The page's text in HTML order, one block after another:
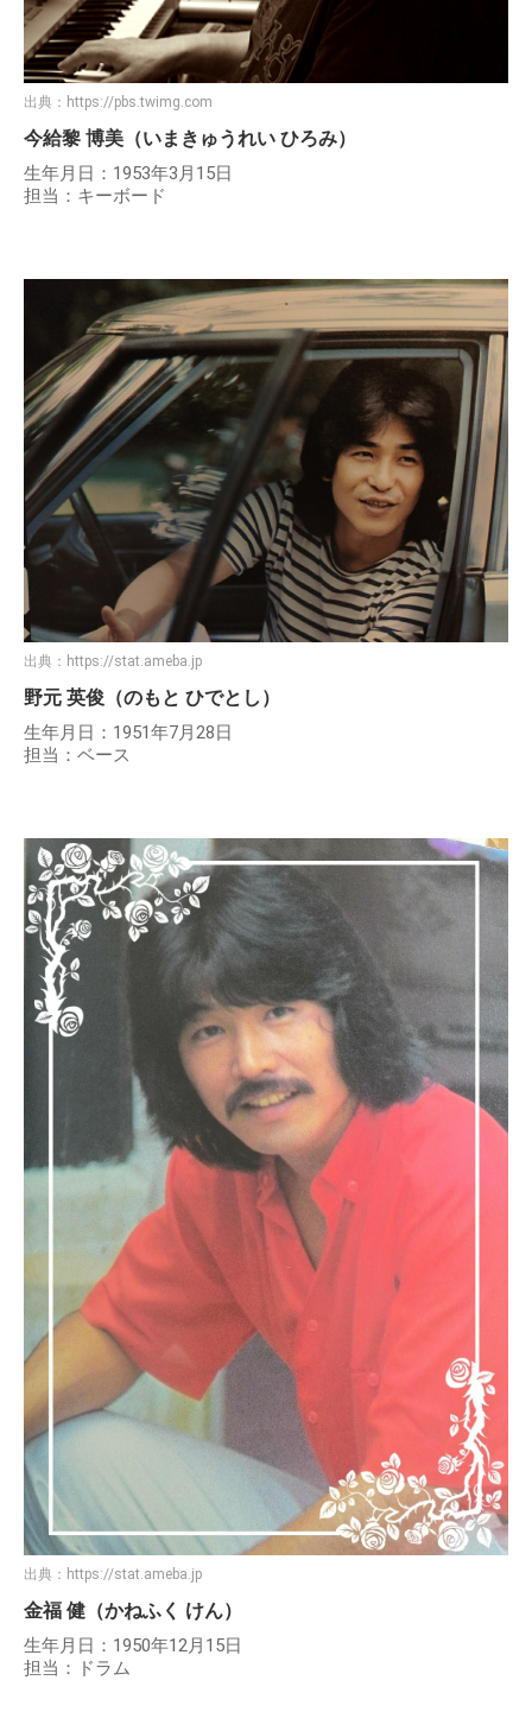
出典： https://pbs.twimg.com
今給黎 博美（いまきゅうれい ひろみ）
生年月日：1953年3月15日
担当：キーボード
出典： https://stat.ameba.jp
野元 英俊（のもと ひでとし）
生年月日：1951年7月28日
担当：ベース
出典： https://stat.ameba.jp
金福 健（かねふく けん）
生年月日：1950年12月15日
担当：ドラム